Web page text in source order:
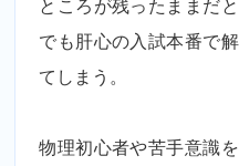
ところが残ったままだ
でも肝心の入試本番で
てしまう。
物理初心者や苦手意識